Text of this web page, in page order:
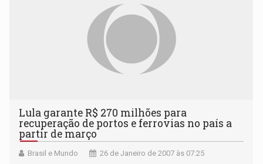
Lula garante R$ 270 milhões para
recuperação de portos e ferrovias no país a
partir de março
Brasil e Mundo 26 de Janeiro de 2007 às 07:25